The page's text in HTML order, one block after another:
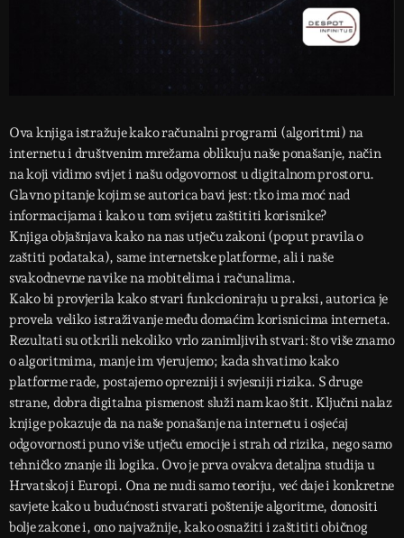
Ova knjiga istražuje kako računalni programi (algoritmi) na
internetu i društvenim mrežama oblikuju naše ponašanje, način
na koji vidimo svijet i našu odgovornost u digitalnom prostoru.
Glavno pitanje kojim se autorica bavi jest: tko ima moć nad
informacijama i kako u tom svijetu zaštititi korisnike?
Knjiga objašnjava kako na nas utječu zakoni (poput pravila o
zaštiti podataka), same internetske platforme, ali i naše
svakodnevne navike na mobitelima i računalima.
Kako bi provjerila kako stvari funkcioniraju u praksi, autorica je
provela veliko istraživanje među domaćim korisnicima interneta.
Rezultati su otkrili nekoliko vrlo zanimljivih stvari: što više znamo
o algoritmima, manje im vjerujemo; kada shvatimo kako
platforme rade, postajemo oprezniji i svjesniji rizika. S druge
strane, dobra digitalna pismenost služi nam kao štit. Ključni nalaz
knjige pokazuje da na naše ponašanje na internetu i osjećaj
odgovornosti puno više utječu emocije i strah od rizika, nego samo
tehničko znanje ili logika. Ovo je prva ovakva detaljna studija u
Hrvatskoj i Europi. Ona ne nudi samo teoriju, već daje i konkretne
savjete kako u budućnosti stvarati poštenije algoritme, donositi
bolje zakone i, ono najvažnije, kako osnažiti i zaštititi običnog